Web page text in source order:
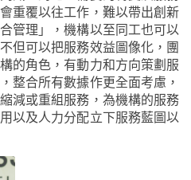
重覆以往工作，難以帶出創新
管理」，機構以至同工也可以
但可以把服務效益圖像化，團
的角色，有動力和方向策劃服
整合所有數據作更全面考慮，
減或重組服務，為機構的服務
以及人力分配立下服務藍圖以